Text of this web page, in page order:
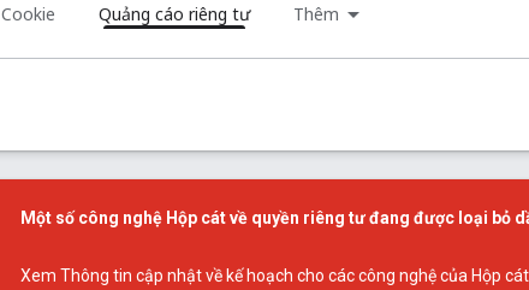
Cookie Quảng cáo riêng tư Thêm
Một số công nghệ Hộp cát về quyền riêng tư đang được loại bỏ
Xem Thông tin cập nhật về kế hoạch cho các công nghệ của Hộp